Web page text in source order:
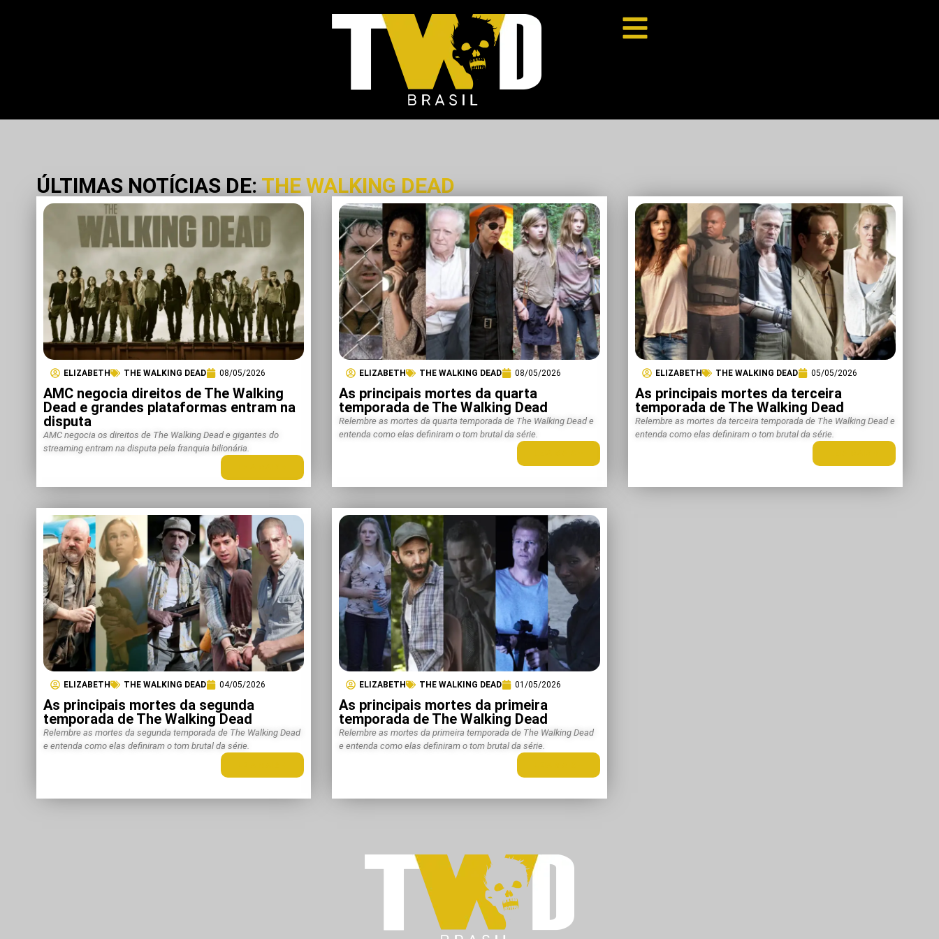
ÚLTIMAS NOTÍCIAS DE: THE WALKING DEAD
ELIZABETH THE WALKING DEAD 08/05/2026
AMC negocia direitos de The Walking
Dead e grandes plataformas entram na
disputa
AMC negocia os direitos de The Walking Dead e gigantes do
streaming entram na disputa pela franquia bilionária.
ELIZABETH THE WALKING DEAD 08/05/2026
As principais mortes da quarta
temporada de The Walking Dead
Relembre as mortes da quarta temporada de The Walking Dead e
entenda como elas definiram o tom brutal da série.
ELIZABETH THE WALKING DEAD 05/05/2026
As principais mortes da terceira
temporada de The Walking Dead
Relembre as mortes da terceira temporada de The Walking Dead e
entenda como elas definiram o tom brutal da série.
ELIZABETH THE WALKING DEAD 04/05/2026
As principais mortes da segunda
temporada de The Walking Dead
Relembre as mortes da segunda temporada de The Walking Dead
e entenda como elas definiram o tom brutal da série.
ELIZABETH THE WALKING DEAD 01/05/2026
As principais mortes da primeira
temporada de The Walking Dead
Relembre as mortes da primeira temporada de The Walking Dead
e entenda como elas definiram o tom brutal da série.